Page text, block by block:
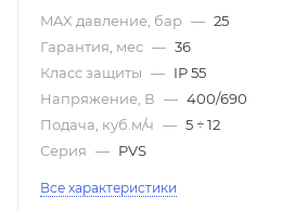
MAX давление, бар — 25
Гарантия, мес — 36
Класс защиты — IP 55
Напряжение, В — 400/690
Подача, куб.м/ч — 5 ÷ 12
Серия — PVS
Все характеристики